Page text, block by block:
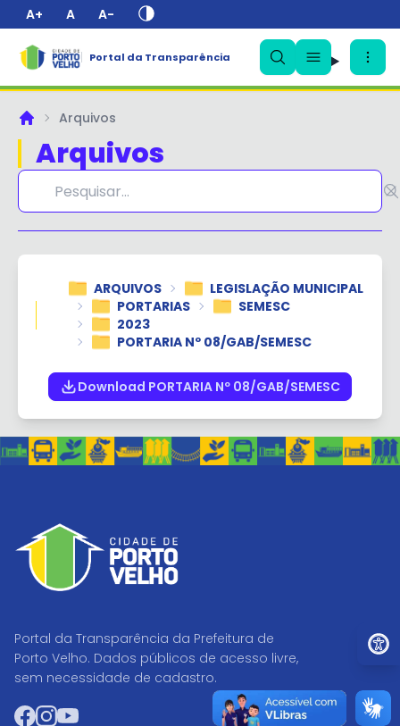
A+ A A-
Portal da Transparência
PrincipalArquivos
Arquivos
ARQUIVOS
LEGISLAÇÃO MUNICIPAL
PORTARIAS
SEMESC
2023
PORTARIA Nº 08/GAB/SEMESC
Download PORTARIA Nº 08/GAB/SEMESC
Portal da Transparência da Prefeitura de
Porto Velho. Dados públicos de acesso livre,
sem necessidade de cadastro.
Facebook
Instagram
YouTube
✕
Ir